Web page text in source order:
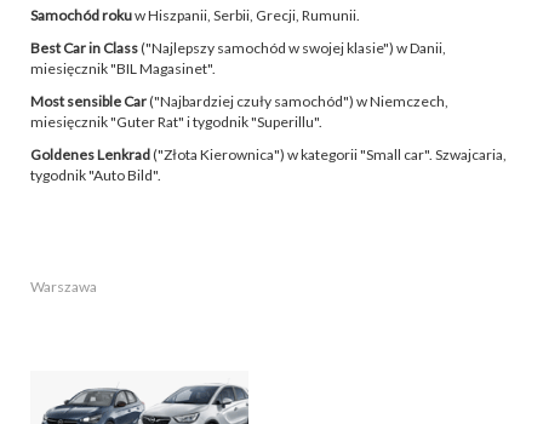
Samochód rokuw Hiszpanii, Serbii, Grecji, Rumunii.
Best Car in Class("Najlepszy samochód w swojej klasie") w Danii,
miesięcznik "BIL Magasinet".
Most sensible Car("Najbardziej czuły samochód") w Niemczech,
miesięcznik "Guter Rat" i tygodnik "Superillu".
Goldenes Lenkrad("Złota Kierownica") w kategorii "Small car". Szwajcaria,
tygodnik "Auto Bild".
Warszawa